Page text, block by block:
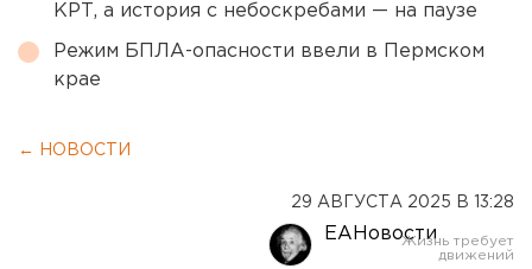
КРТ, а история с небоскребами — на паузе
Режим БПЛА-опасности ввели в Пермском
крае
← НОВОСТИ
29 АВГУСТА 2025 В 13:28
ЕАНовости